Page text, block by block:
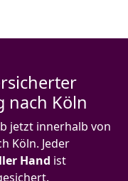
nach Köln
jetzt innerhalb von
Köln. Jeder
Hand ist